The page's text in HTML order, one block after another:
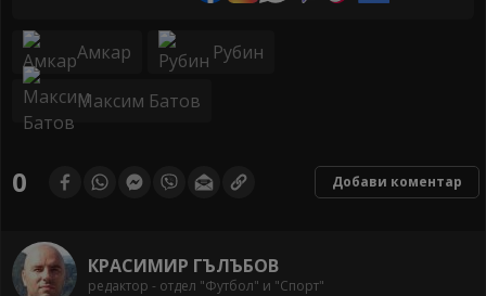
Амкар Рубин
Максим Батов
0 Добави коментар
КРАСИМИР ГЪЛЪБОВ
редактор - отдел "Футбол" и "Спорт"